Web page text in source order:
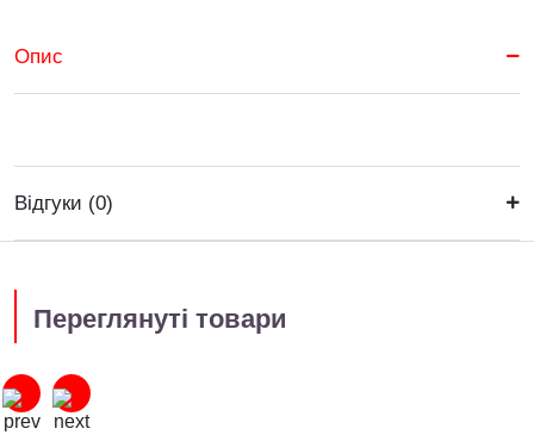
Опис
Відгуки (0)
Переглянуті товари